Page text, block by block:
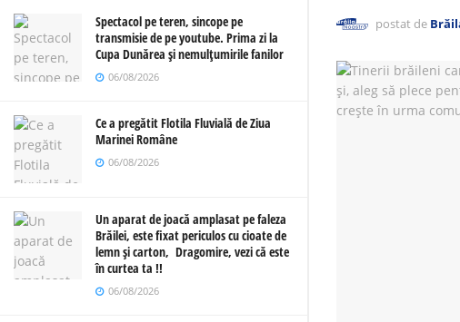
Spectacol pe teren, sincope pe
transmisie de pe youtube. Prima zi la
Cupa Dunărea și nemulțumirile fanilor
06/08/2026
Ce a pregătit Flotila Fluvială de Ziua
Marinei Române
06/08/2026
Un aparat de joacă amplasat pe faleza
Brăilei, este fixat periculos cu cioate de
lemn și carton, Dragomire, vezi că este
în curtea ta !!
06/08/2026
postat de